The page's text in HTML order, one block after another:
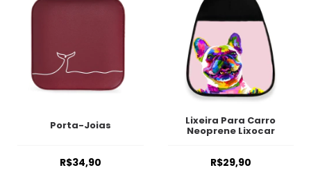
Porta-Joias
R$34,90
Lixeira Para Carro
Neoprene Lixocar
R$29,90